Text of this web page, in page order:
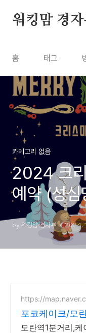
워킹맘 경
홈 태그
카테고리 없음
2024 크
예약 (성심
레쥬르, 투
베스킨라
by 워킹맘 경자부 2024.
https://
포코케이크/모
모란역1분거리,